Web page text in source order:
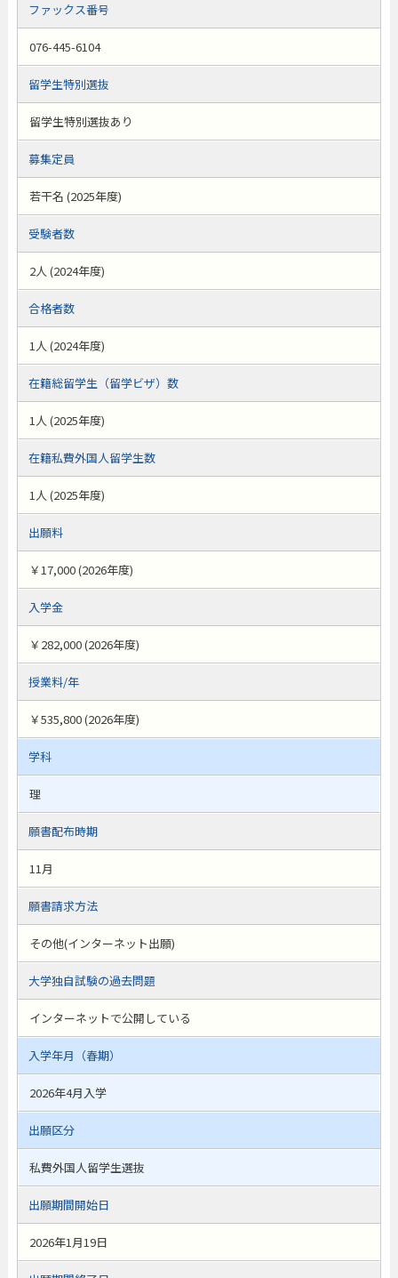
ファックス番号
076-445-6104
留学生特別選抜
留学生特別選抜あり
募集定員
若干名 (2025年度)
受験者数
2人 (2024年度)
合格者数
1人 (2024年度)
在籍総留学生（留学ビザ）数
1人 (2025年度)
在籍私費外国人留学生数
1人 (2025年度)
出願料
￥17,000 (2026年度)
入学金
￥282,000 (2026年度)
授業料/年
￥535,800 (2026年度)
学科
理
願書配布時期
11月
願書請求方法
その他(インターネット出願)
大学独自試験の過去問題
インターネットで公開している
入学年月（春期）
2026年4月入学
出願区分
私費外国人留学生選抜
出願期間開始日
2026年1月19日